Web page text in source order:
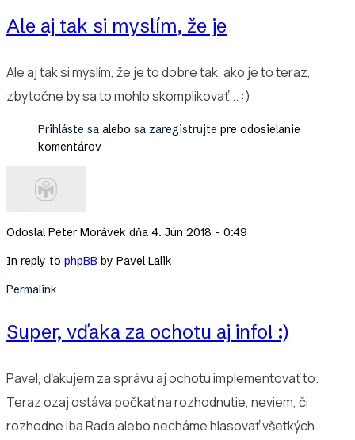
Ale aj tak si myslím, že je
Ale aj tak si myslím, že je to dobre tak, ako je to teraz,
zbytočne by sa to mohlo skomplikovať... :)
Prihláste sa alebo sa zaregistrujte pre odosielanie
komentárov
OdoslalPeter Morávek dňa 4. Jún 2018 - 0:49
In reply to phpBB by Pavel Lalik
Permalink
Super, vďaka za ochotu aj info! :)
Pavel, ďakujem za správu aj ochotu implementovať to.
Teraz ozaj ostáva počkať na rozhodnutie, neviem, či
rozhodne iba Rada alebo necháme hlasovať všetkých